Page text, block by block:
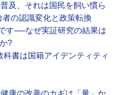
及、それは国民を飼い慣ら
の認識変化と政策転換
す──なぜ実証研究の結果は
?
書は国籍アイデンティティ
康の改善のカギは「量」か